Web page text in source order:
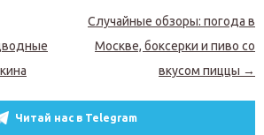
Случайные обзоры: погода в
Москве, боксерки и пиво со
вкусом пиццы →
Читай нас в Telegram